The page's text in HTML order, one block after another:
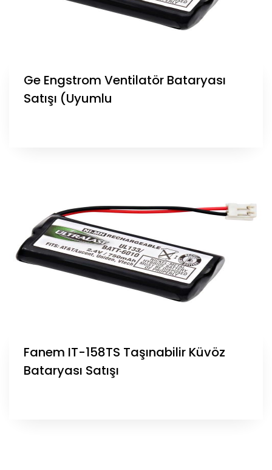
Ge Engstrom Ventilatör Bataryası
Satışı (Uyumlu
Fanem IT-158TS Taşınabilir Küvöz
Bataryası Satışı